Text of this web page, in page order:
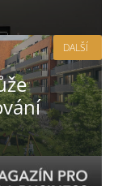
DALŠÍ